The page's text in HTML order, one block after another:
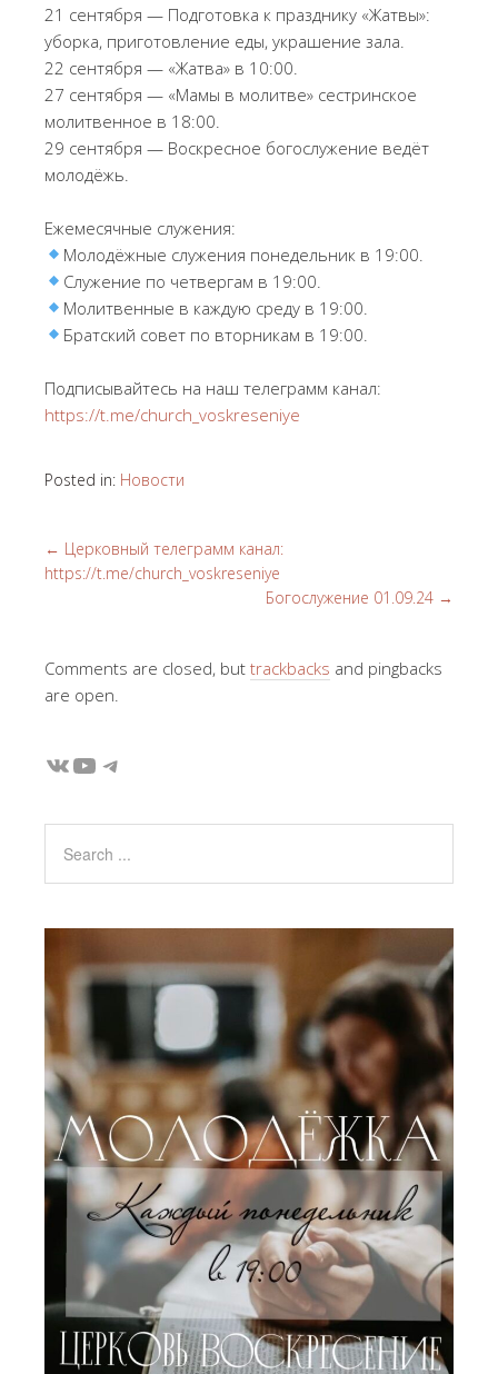
21 сентября — Подготовка к празднику «Жатвы»:
уборка, приготовление еды, украшение зала.
22 сентября — «Жатва» в 10:00.
27 сентября — «Мамы в молитве» сестринское
молитвенное в 18:00.
29 сентября — Воскресное богослужение ведёт
молодёжь.
Ежемесячные служения:
Молодёжные служения понедельник в 19:00.
Служение по четвергам в 19:00.
Молитвенные в каждую среду в 19:00.
Братский совет по вторникам в 19:00.
Подписывайтесь на наш телеграмм канал:
https://t.me/church_voskreseniye
Posted in: Новости
← Церковный телеграмм канал:
https://t.me/church_voskreseniye
Богослужение 01.09.24 →
Comments are closed, but trackbacks and pingbacks
are open.
ВКонтакте
YouTube
Telegram